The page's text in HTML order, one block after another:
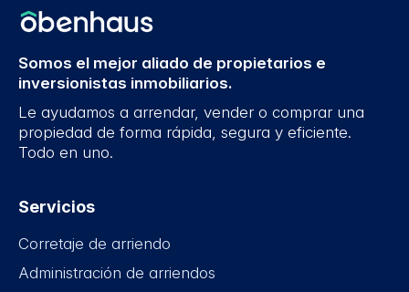
Somos el mejor aliado de propietarios e
inversionistas inmobiliarios.
Le ayudamos a arrendar, vender o comprar una
propiedad de forma rápida, segura y eficiente.
Todo en uno.
Servicios
Corretaje de arriendo
Administración de arriendos